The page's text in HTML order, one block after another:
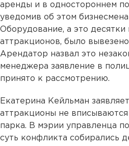
аренды и в одностороннем
уведомив об этом
Оборудование, а это десятки
аттракционов, было
Арендатор назвал это
менеджера заявление в
принято к рассмотрению.
Екатерина Кейльман
аттракционы не
парка. В мэрии управленца
суть конфликта собирались